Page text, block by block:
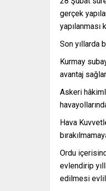
gerçek
yapılanması
Son yıllarda
Kurmay
avantaj
Askeri
Hava
Ordu
evlendirip
edilmesi